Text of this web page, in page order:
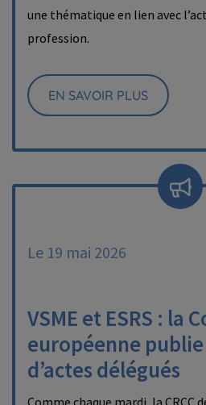
une thématique en lien avec
profession.
EN SAVOIR PLUS
Le 19 mai 2026
VSME et ESRS : la
européenne
d’actes délégués
Comme chaque mardi, la CRCC